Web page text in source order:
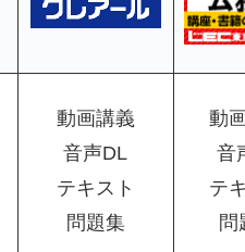
動画講義
音声DL
テキスト
問題集
動
音
テ
問